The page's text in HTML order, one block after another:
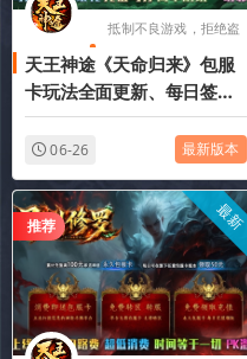
抵制不良游戏，拒绝盗
版游戏
天王神途《天命归来》包服
卡玩法全面更新、每日签到
领豪礼、充值可打、简单耐
玩、一切靠爆（修神炼体特
06-26 最新版本
推荐 最新